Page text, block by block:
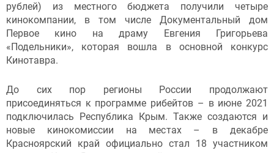
рублей) из местного бюджета получили четыре
кинокомпании, в том числе Документальный дом
Первое кино на драму Евгения Григорьева
«Подельники», которая вошла в основной конкурс
Кинотавра.
До сих пор регионы России продолжают
присоединяться к программе рибейтов – в июне 2021
подключилась Республика Крым. Также создаются и
новые кинокомиссии на местах – в декабре
Красноярский край официально стал 18 участником